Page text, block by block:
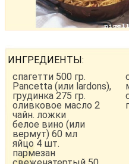
ИНГРЕДИЕНТЫ:
спагетти 500 гр.
Pancetta (или lardons),
грудинка 275 гр.
оливковое масло 2
чайн. ложки
белое вино (или
вермут) 60 мл
яйцо 4 шт.
пармезан